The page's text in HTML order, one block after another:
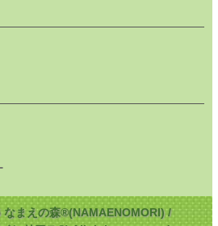
まえの森®(NAMAENOMORI) /